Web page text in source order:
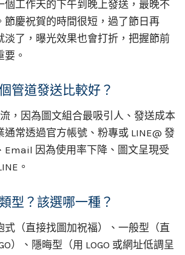
個工作天的下午到晚上發送，最晚不
節慶祝賀的時間很短，過了節日再
淡了，曝光效果也會打折，把握節前
。
管道發送比較好？
，因為圖文組合最吸引人、發送成本
常透過官方帳號、粉專或 LINE@ 發
Email 因為使用率下降、圖文呈現受
。
型？該選哪一種？
式（直接找圖加祝福）、一般型（直
）、隱晦型（用 LOGO 或網址低調呈